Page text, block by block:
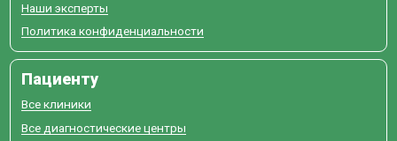
Наши эксперты
Политика конфиденциальности
Пациенту
Все клиники
Все диагностические центры